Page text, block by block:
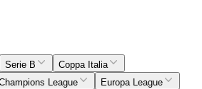
Serie B
Coppa Italia
League
Europa League